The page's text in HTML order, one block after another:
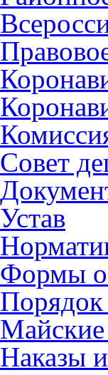
Совет
Устав
Формы
Наказы